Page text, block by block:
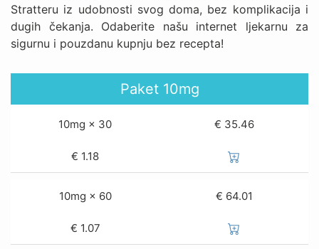
Stratteru iz udobnosti svog doma, bez komplikacija i
dugih čekanja. Odaberite našu internet ljekarnu za
sigurnu i pouzdanu kupnju bez recepta!
Paket10mg
10mg × 30 € 35.46
€ 1.18
10mg × 60 € 64.01
€ 1.07